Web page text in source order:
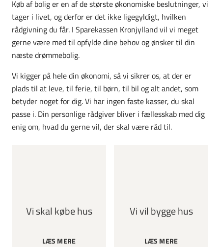
Køb af bolig er en af de største økonomiske beslutninger, vi
tager i livet, og derfor er det ikke ligegyldigt, hvilken
rådgivning du får. I Sparekassen Kronjylland vil vi meget
gerne være med til opfylde dine behov og ønsker til din
næste drømmebolig.
Vi kigger på hele din økonomi, så vi sikrer os, at der er
plads til at leve, til ferie, til børn, til bil og alt andet, som
betyder noget for dig. Vi har ingen faste kasser, du skal
passe i. Din personlige rådgiver bliver i fællesskab med dig
enig om, hvad du gerne vil, der skal være råd til.
Vi skal købe hus
LÆS MERE
Vi vil bygge hus
LÆS MERE